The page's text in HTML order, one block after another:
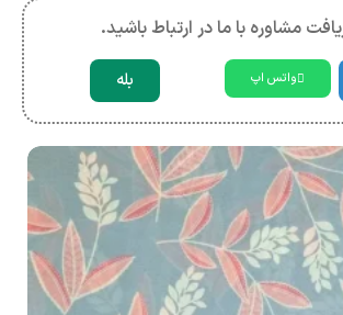
مشاوره با ما در ارتباط باشید.
واتس اپ بله